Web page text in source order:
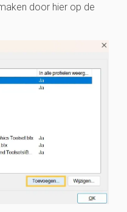
door hier op de